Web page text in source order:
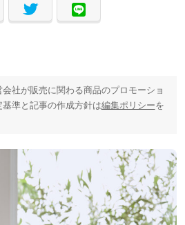
社が販売に関わる商品のプロモーショ
準と記事の作成方針は編集ポリシーを